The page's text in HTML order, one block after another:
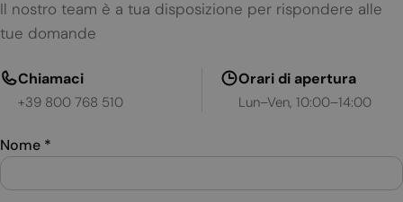
Il nostro team è a tua disposizione per rispondere alle
tue domande
Chiamaci
+39 800 768 510
Orari di apertura
Lun–Ven, 10:00–14:00
Nome *